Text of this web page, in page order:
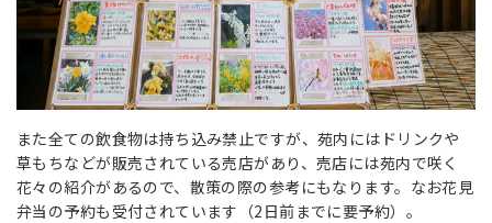
また全ての飲食物は持ち込み禁止ですが、苑内にはドリンクや
草もちなどが販売されている売店があり、売店には苑内で咲く
花々の紹介があるので、散策の際の参考にもなります。なお花見
弁当の予約も受付されています（2日前までに要予約）。